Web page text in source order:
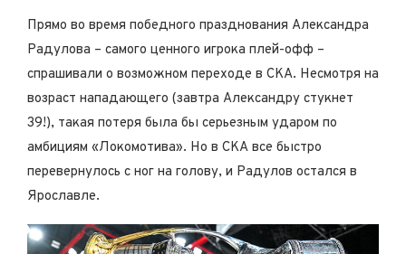
Прямо во время победного празднования Александра
Радулова – самого ценного игрока плей-офф –
спрашивали о возможном переходе в СКА. Несмотря на
возраст нападающего (завтра Александру стукнет
39!), такая потеря была бы серьезным ударом по
амбициям «Локомотива». Но в СКА все быстро
перевернулось с ног на голову, и Радулов остался в
Ярославле.